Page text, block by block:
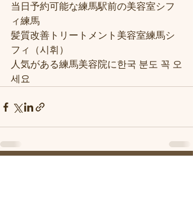
当日予約可能な練馬駅前の美容室シフ
ィ練馬
髪質改善トリートメント美容室練馬シ
フィ（시휘）
人気がある練馬美容院に한국 분도 꼭 오
세요